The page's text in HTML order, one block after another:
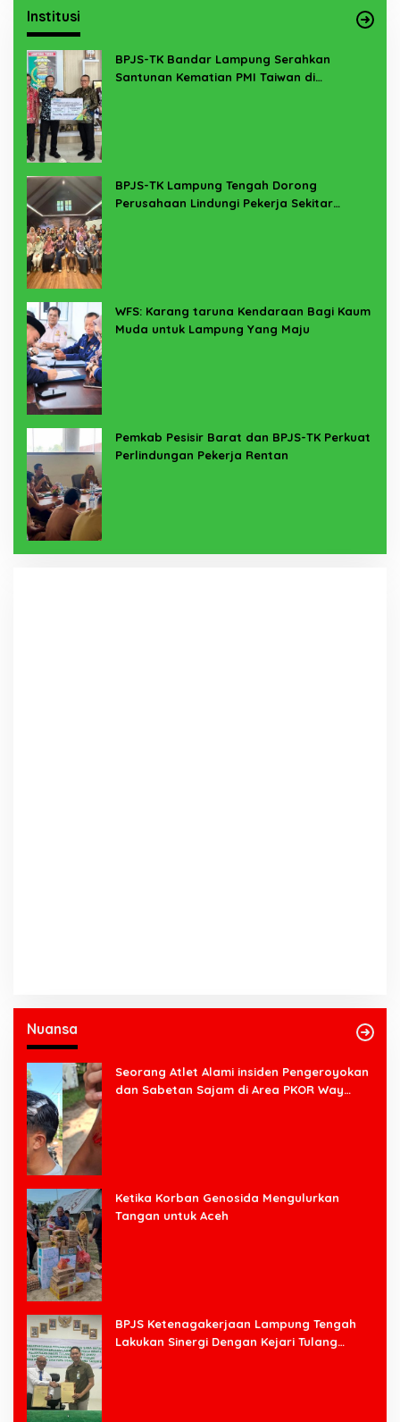
Institusi
BPJS-TK Bandar Lampung Serahkan
Santunan Kematian PMI Taiwan di
BPJS-TK Lampung Tengah Dorong
Perusahaan Lindungi Pekerja Sekitar
WFS: Karang taruna Kendaraan Bagi Kaum
Muda untuk Lampung Yang Maju
Pemkab Pesisir Barat dan BPJS-TK Perkuat
Perlindungan Pekerja Rentan
Nuansa
Seorang Atlet Alami insiden Pengeroyokan
dan Sabetan Sajam di Area PKOR Way
Ketika Korban Genosida Mengulurkan
Tangan untuk Aceh
BPJS Ketenagakerjaan Lampung Tengah
Lakukan Sinergi Dengan Kejari Tulang